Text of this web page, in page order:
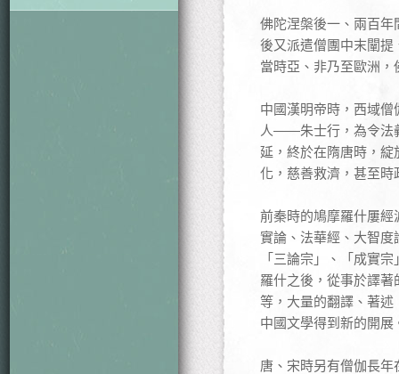
佛陀涅槃後一、兩百
後又派遣僧團中末闡
當時亞、非乃至歐洲
中國漢明帝時，西域
人——朱士行，為令法
延，終於在隋唐時，
化，慈善救濟，甚至
前秦時的鳩摩羅什屢
實論、法華經、大智
「三論宗」、「成實
羅什之後，從事於譯
等，大量的翻譯、著
中國文學得到新的開展
唐、宋時另有僧伽長